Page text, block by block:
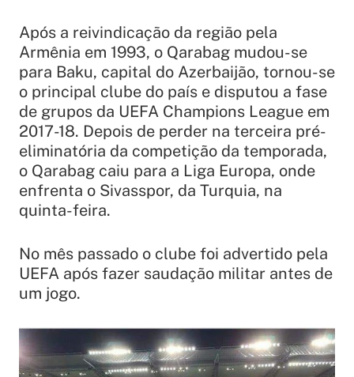
Após a reivindicação da região pela
Armênia em 1993, o Qarabag mudou-se
para Baku, capital do Azerbaijão, tornou-se
o principal clube do país e disputou a fase
de grupos da UEFA Champions League em
2017-18. Depois de perder na terceira pré-
eliminatória da competição da temporada,
o Qarabag caiu para a Liga Europa, onde
enfrenta o Sivasspor, da Turquia, na
quinta-feira.
No mês passado o clube foi advertido pela
UEFA após fazer saudação militar antes de
um jogo.